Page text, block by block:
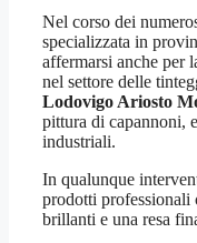
Nel corso dei
specializzata in
affermarsi anche per
nel settore delle
Lodovigo Ariosto
pittura di capannoni,
industriali.
In qualunque
prodotti professionali
brillanti e una resa